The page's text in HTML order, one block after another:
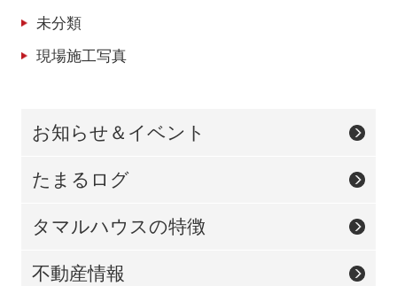
未分類
現場施工写真
お知らせ＆イベント
たまるログ
タマルハウスの特徴
不動産情報